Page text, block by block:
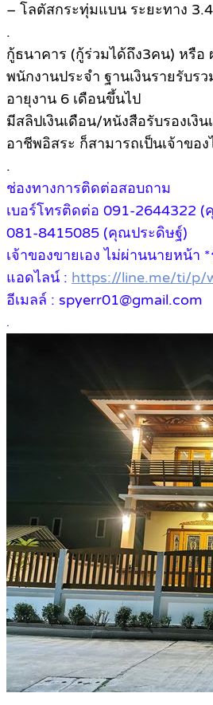
– โลตัสกระทุ่มแบน ระยะทาง
.
กู้ธนาคาร (กู้ร่วมได้ถึง3คน) หรือ
พนักงานประจำ ฐานเงินรายรับร
อายุงาน 6 เดือนขึ้นไป
มีสลิปเงินเดือน/หนังสือรับรองเงิน
อาชีพอิสระ ก็สามารถเป็นเจ้าของ
.
ช่องทางการติดต่อสอบถาม
เบอร์โทรติดต่อ 091-2644322
081-8415085 (คุณประดิษฐ์)
เจ้าของขายเอง ไม่ผ่านนายหน้า
แอดไลน์ : https://line.me/ti/p/
อีเมลล์ : spyerr01@gmail.com
.